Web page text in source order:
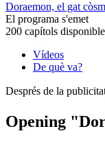
Doraemon, el gat
El programa s'emet
200 capítols
Vídeos
De què va?
Després de la
Opening